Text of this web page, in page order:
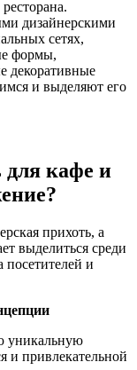
дизайнерскими
сетях,
формы,
декоративные
и выделяют его
для кафе и
прихоть, а
выделиться среди
посетителей и
уникальную
и привлекательной